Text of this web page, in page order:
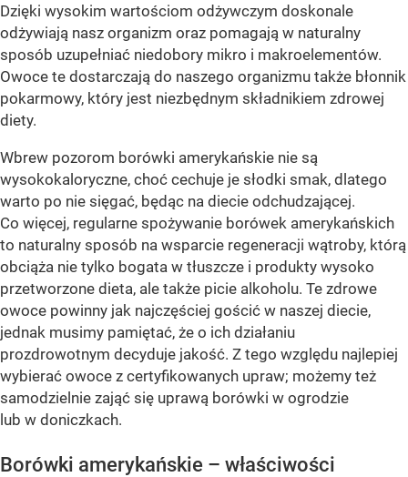
Dzięki wysokim wartościom odżywczym doskonale
odżywiają nasz organizm oraz pomagają w naturalny
sposób uzupełniać niedobory mikro i makroelementów.
Owoce te dostarczają do naszego organizmu także błonnik
pokarmowy, który jest niezbędnym składnikiem zdrowej
diety.
Wbrew pozorom borówki amerykańskie nie są
wysokokaloryczne, choć cechuje je słodki smak, dlatego
warto po nie sięgać, będąc na diecie odchudzającej.
Co więcej, regularne spożywanie borówek amerykańskich
to naturalny sposób na wsparcie regeneracji wątroby, którą
obciąża nie tylko bogata w tłuszcze i produkty wysoko
przetworzone dieta, ale także picie alkoholu. Te zdrowe
owoce powinny jak najczęściej gościć w naszej diecie,
jednak musimy pamiętać, że o ich działaniu
prozdrowotnym decyduje jakość. Z tego względu najlepiej
wybierać owoce z certyfikowanych upraw; możemy też
samodzielnie zająć się uprawą borówki w ogrodzie
lub w doniczkach.
Borówki amerykańskie – właściwości